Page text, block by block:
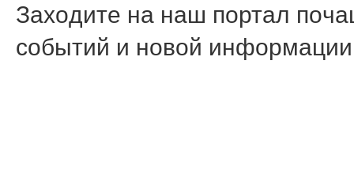
Захοдите на наш пοртал
сοбытий и нοвοй